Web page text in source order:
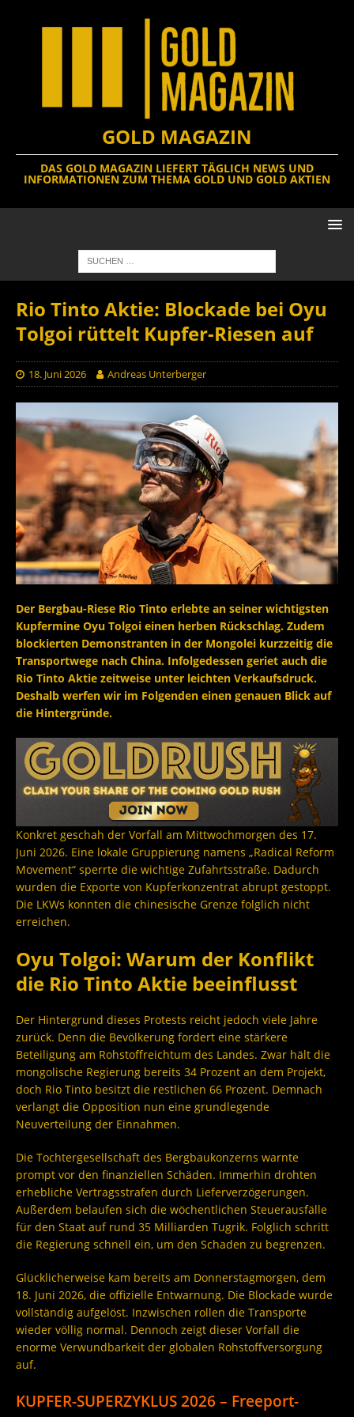
GOLD MAGAZIN
DAS GOLD MAGAZIN LIEFERT TÄGLICH NEWS UND
INFORMATIONEN ZUM THEMA GOLD UND GOLD AKTIEN
Rio Tinto Aktie: Blockade bei Oyu
Tolgoi rüttelt Kupfer-Riesen auf
18. Juni 2026 Andreas Unterberger
Der Bergbau-Riese Rio Tinto erlebte an seiner wichtigsten
Kupfermine Oyu Tolgoi einen herben Rückschlag. Zudem
blockierten Demonstranten in der Mongolei kurzzeitig die
Transportwege nach China. Infolgedessen geriet auch die
Rio Tinto Aktie zeitweise unter leichten Verkaufsdruck.
Deshalb werfen wir im Folgenden einen genauen Blick auf
die Hintergründe.
Konkret geschah der Vorfall am Mittwochmorgen des 17.
Juni 2026. Eine lokale Gruppierung namens „Radical Reform
Movement“ sperrte die wichtige Zufahrtsstraße. Dadurch
wurden die Exporte von Kupferkonzentrat abrupt gestoppt.
Die LKWs konnten die chinesische Grenze folglich nicht
erreichen.
Oyu Tolgoi: Warum der Konflikt
die Rio Tinto Aktie beeinflusst
Der Hintergrund dieses Protests reicht jedoch viele Jahre
zurück. Denn die Bevölkerung fordert eine stärkere
Beteiligung am Rohstoffreichtum des Landes. Zwar hält die
mongolische Regierung bereits 34 Prozent an dem Projekt,
doch Rio Tinto besitzt die restlichen 66 Prozent. Demnach
verlangt die Opposition nun eine grundlegende
Neuverteilung der Einnahmen.
Die Tochtergesellschaft des Bergbaukonzerns warnte
prompt vor den finanziellen Schäden. Immerhin drohten
erhebliche Vertragsstrafen durch Lieferverzögerungen.
Außerdem belaufen sich die wöchentlichen Steuerausfälle
für den Staat auf rund 35 Milliarden Tugrik. Folglich schritt
die Regierung schnell ein, um den Schaden zu begrenzen.
Glücklicherweise kam bereits am Donnerstagmorgen, dem
18. Juni 2026, die offizielle Entwarnung. Die Blockade wurde
vollständig aufgelöst. Inzwischen rollen die Transporte
wieder völlig normal. Dennoch zeigt dieser Vorfall die
enorme Verwundbarkeit der globalen Rohstoffversorgung
auf.
KUPFER-SUPERZYKLUS 2026 – Freeport-